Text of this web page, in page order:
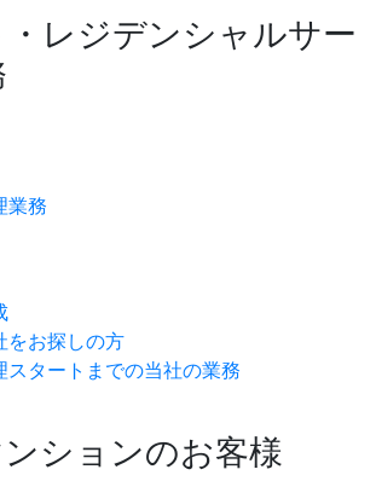
レジデンシャルサー
業務
をお探しの方
スタートまでの当社の業務
ションのお客様